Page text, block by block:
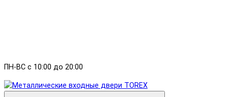
ПН-ВС с 10:00 до 20:00